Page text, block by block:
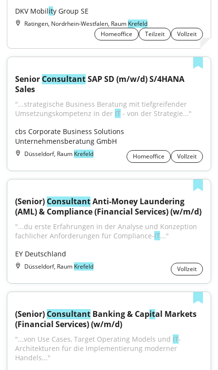
DKV Mobility Group SE
Ratingen, Nordrhein-Westfalen, Raum Krefeld
Homeoffice
Teilzeit Vollzeit
Senior Consultant SAP SD (m/w/d) S/4HANA
Sales
"...strategische Business Beratung mit tiefgreifender
Umsetzungskompetenz in der IT - von der Strategie..."
cbs Corporate Business Solutions
Unternehmensberatung GmbH
Düsseldorf, Raum Krefeld Homeoffice Vollzeit
(Senior) Consultant Anti-Money Laundering
(AML) & Compliance (Financial Services) (w/m/d)
"...du erste Erfahrungen in der Analyse und Konzeption
fachlicher Anforderungen für Compliance-IT..."
EY Deutschland
Düsseldorf, Raum Krefeld Vollzeit
(Senior) Consultant Banking & Capital Markets
(Financial Services) (w/m/d)
"...von Use Cases, Target Operating Models und IT-
Architekturen für die Implementierung moderner
Handels..."